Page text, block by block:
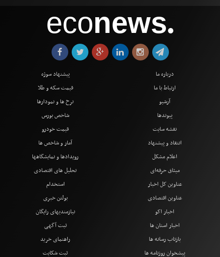
econews●
درباره ما
ارتباط با ما
آرشیو
پیوندها
نقشه سایت
انتقاد و پیشنهاد
اعلام مشکل
میثاق حرفه‌ای
پیشنهاد سوژه
قیمت سکه و طلا
نرخ ها و نمودارها
شاخص بورس
قیمت خودرو
آمار و شاخص ها
رویدادها و نمایشگاهها
تحلیل های اقتصادی
عناوین کل اخبار
عناوین اقتصادی
اخبار اکو
اخبار استان ها
بازتاب رسانه ها
پیشخوان روزنامه ها
استخدام
بولتن خبری
نیازمندیهای رایگان
ثبت آگهی
راهنمای خرید
ثبت شکایت